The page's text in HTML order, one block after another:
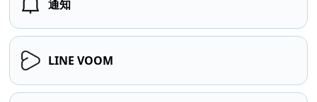
通知
LINE VOOM